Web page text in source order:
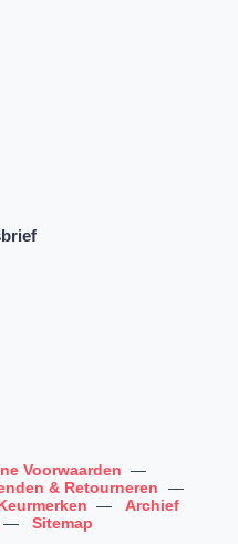
Voorwaarden —
& Retourneren
—
—
Archief
— Sitemap